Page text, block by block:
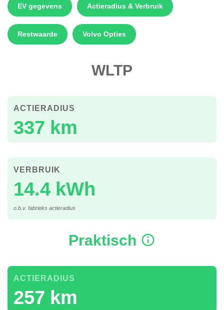
EV gegevens Actieradius & Verbruik
Restwaarde Volvo Opties
WLTP
337 km
ACTIERADIUS
14.4 kWh
VERBRUIK
o.b.v. fabrieks actieradius
Praktisch
257 km
ACTIERADIUS